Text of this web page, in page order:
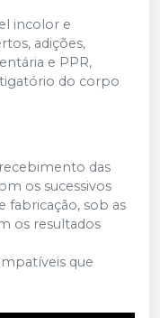
incolor e
adições,
e PPR,
do corpo
das
os sucessivos
fabricação, sob as
os resultados
que